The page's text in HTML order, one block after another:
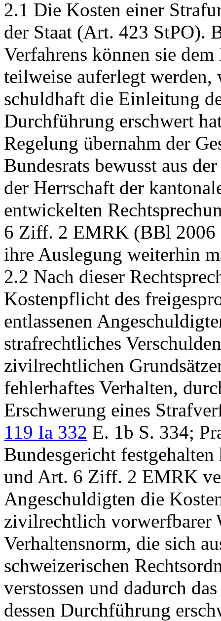
2.1 Die Kosten einer
der Staat (Art. 423 StPO).
Verfahrens können sie
teilweise auferlegt
schuldhaft die Einleitung
Durchführung erschwert
Regelung übernahm der
Bundesrats bewusst aus
der Herrschaft der
entwickelten
6 Ziff. 2 EMRK (BBl 2006
ihre Auslegung weiterhin
2.2 Nach dieser
Kostenpflicht des
entlassenen
strafrechtliches
zivilrechtlichen
fehlerhaftes Verhalten,
Erschwerung eines
119 Ia 332 E. 1b S. 334;
Bundesgericht
und Art. 6 Ziff. 2 EMRK
Angeschuldigten die
zivilrechtlich vorwerfbarer
Verhaltensnorm, die sich
schweizerischen
verstossen und dadurch
dessen Durchführung